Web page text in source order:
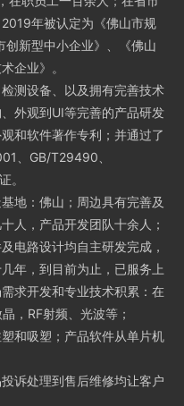
年被认定为《佛山市规
创新型中小企业》、《佛山
企业》。
测设备、以及拥有完善技术
外观到UI等完善的产品研发
和软件著作专利；并通过了
、GB/T29490、
。
地：佛山；周边具有完善及
人，产品开发团队十余人；
电路设计均自主研发完成，
年，到目前为止，已服务上
求开发和专业技术积累：在
，RF射频、光波等；
和吸塑；产品软件从单片机
诉处理到售后维修均让客户